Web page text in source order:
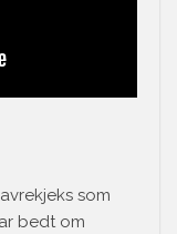
som
bedt om